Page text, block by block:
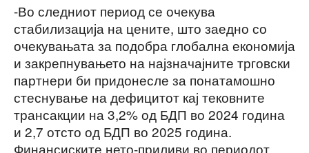
-Во следниот период се очекува
стабилизација на цените, што заедно со
очекувањата за подобра глобална економија
и закрепнувањето на најзначајните трговски
партнери би придонесле за понатамошно
стеснување на дефицитот кај тековните
трансакции на 3,2% од БДП во 2024 година
и 2,7 отсто од БДП во 2025 година.
Финансиските нето-приливи во периодот